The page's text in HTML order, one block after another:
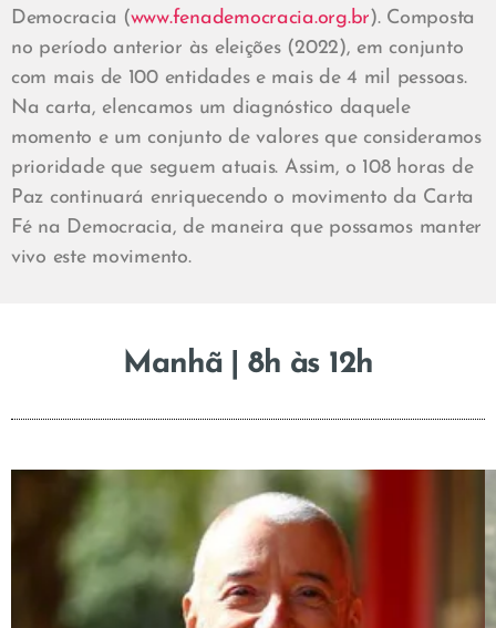
Democracia (www.fenademocracia.org.br). Composta
no período anterior às eleições (2022), em conjunto
com mais de 100 entidades e mais de 4 mil pessoas.
Na carta, elencamos um diagnóstico daquele
momento e um conjunto de valores que consideramos
prioridade que seguem atuais. Assim, o 108 horas de
Paz continuará enriquecendo o movimento da Carta
Fé na Democracia, de maneira que possamos manter
vivo este movimento.
Manhã | 8h às 12h